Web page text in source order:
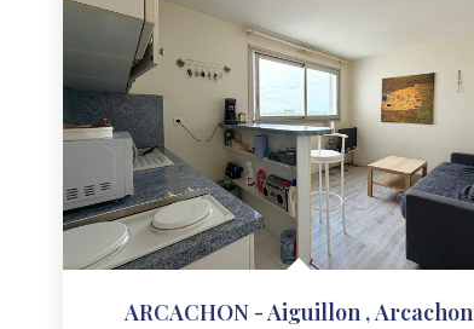
ARCACHON - Aiguillon ,Arcachon